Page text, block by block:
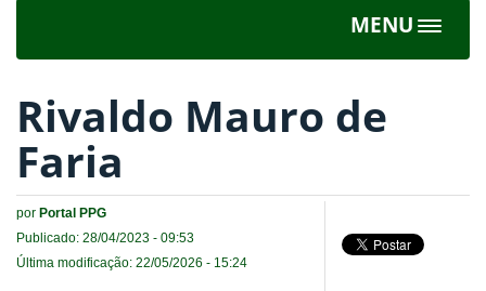
MENU
Toggle
Rivaldo Mauro de
Faria
por Portal PPG
Publicado: 28/04/2023 - 09:53
Última modificação: 22/05/2026 - 15:24